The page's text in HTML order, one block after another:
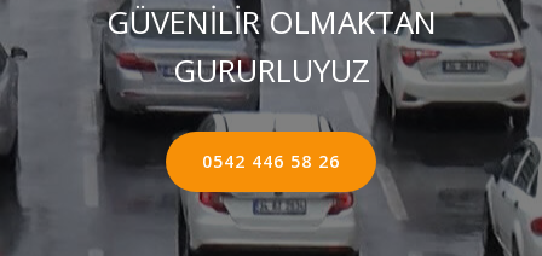
GÜVENİLİR OLMAKTAN
GURURLUYUZ
0542 446 58 26